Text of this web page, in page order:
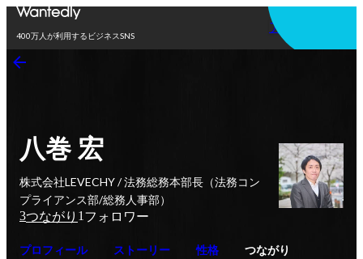
400万人が利用するビジネスSNS
アプリを使う
八巻 宏
株式会社LEVECHY / 法務総務本部長（法務コン
プライアンス部/総務人事部）
3つながり 1 フォロワー
プロフィール ストーリー 性格 つながり